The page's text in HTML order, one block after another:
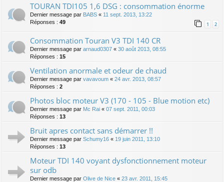
TOURAN TDI105 1,6 DSG : consommation énorme
Dernier message par BABS « 11 sept. 2013, 13:22
Réponses : 49 1 2
Consommation Touran V3 TDI 140 CR
Dernier message par arnaud0307 « 30 août 2013, 08:55
Réponses : 15
Ventilation anormale et odeur de chaud
Dernier message par vavavoum « 24 avr. 2013, 08:57
Réponses : 2
Photos bloc moteur V3 (170 - 105 - Blue motion etc)
Dernier message par Mc Rai « 07 sept. 2011, 00:03
Réponses : 13
Bruit apres contact sans démarrer !!
Dernier message par Schumy16 « 19 juin 2011, 13:10
Réponses : 13
Moteur TDI 140 voyant dysfonctionnement moteur
sur odb
Dernier message par Olive de Nice « 23 avr. 2011, 15:45